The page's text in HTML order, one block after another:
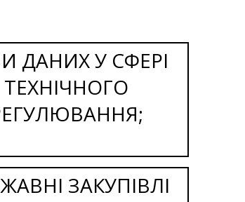
ДАНИХ У СФЕРІ
ТЕХНІЧНОГО
ЗАКУПІВЛІ